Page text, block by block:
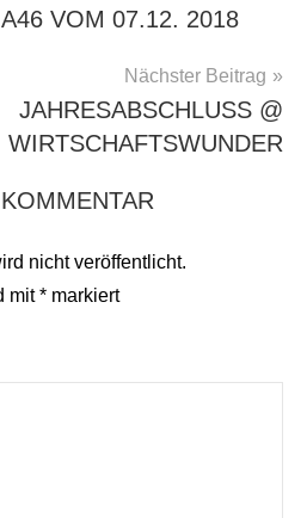
VOM 07.12. 2018
Nächster Beitrag
JAHRESABSCHLUSS @
WIRTSCHAFTSWUNDER
nicht veröffentlicht.
mit* markiert